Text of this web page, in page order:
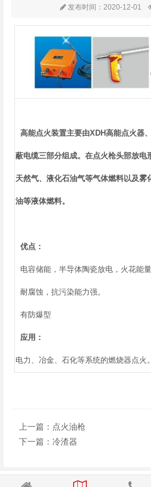
发布时间：2020-12-01
高能点火装置主要由XDH高能点火器
蔽电缆三部分组成。在点火枪头部放电
天然气、液化石油气等气体燃料以及雾
油等液体燃料。
优点：
电容储能，半导体陶瓷放电，火花能量
耐腐蚀，抗污染能力强。
有防爆型
应用：
电力、冶金、石化等系统的燃烧器点火。
上一篇： 点火油枪
下一篇： 冷渣器